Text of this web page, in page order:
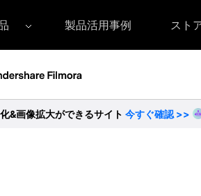
• DVD
製品活用事例 スト
&画像拡大ができるサイト 今すぐ確認 >>